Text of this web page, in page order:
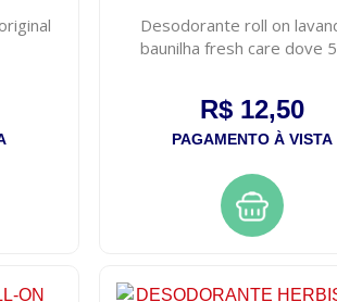
Desodorante roll on
baunilha fresh care dove
R$ 12,50
PAGAMENTO À VISTA